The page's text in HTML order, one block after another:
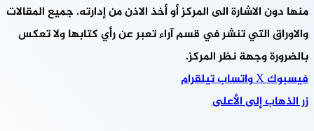
منها دون الاشارة الى المركز أو أخذ الاذن من إدارته. جميع المقالات
والاوراق التي تنشر في قسم آراء تعبر عن رأي كتابها ولا تعكس
بالضرورة وجهة نظر المركز.
فيسبوك‫Xواتسابتيلقرام
زر الذهاب إلى الأعلى